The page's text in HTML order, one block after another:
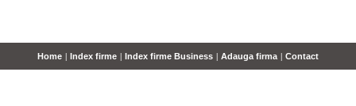
Home | Index firme | Index firme Business | Adauga firma | Contact